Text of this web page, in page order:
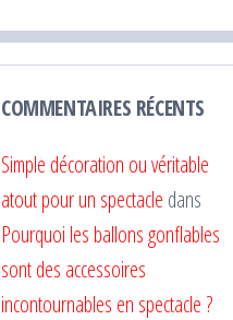
COMMENTAIRES RÉCENTS
Simple décoration ou véritable
atout pour un spectacle dans
Pourquoi les ballons gonflables
sont des accessoires
incontournables en spectacle ?